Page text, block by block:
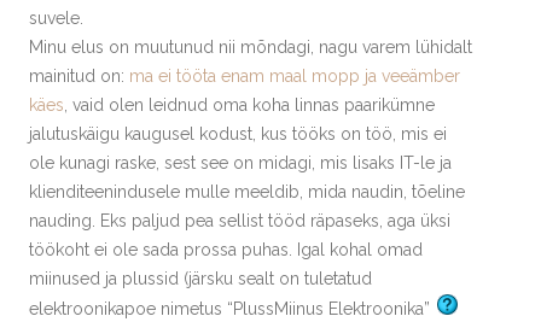
suvele.
Minu elus on muutunud nii mõndagi, nagu varem lühidalt
mainitud on: ma ei tööta enam maal mopp ja veeämber
käes , vaid olen leidnud oma koha linnas paarikümne
jalutuskäigu kaugusel kodust, kus tööks on töö, mis ei
ole kunagi raske, sest see on midagi, mis lisaks IT-le ja
klienditeenindusele mulle meeldib, mida naudin, tõeline
nauding. Eks paljud pea sellist tööd räpaseks, aga üksi
töökoht ei ole sada prossa puhas. Igal kohal omad
miinused ja plussid (järsku sealt on tuletatud
elektroonikapoe nimetus “PlussMiinus Elektroonika”